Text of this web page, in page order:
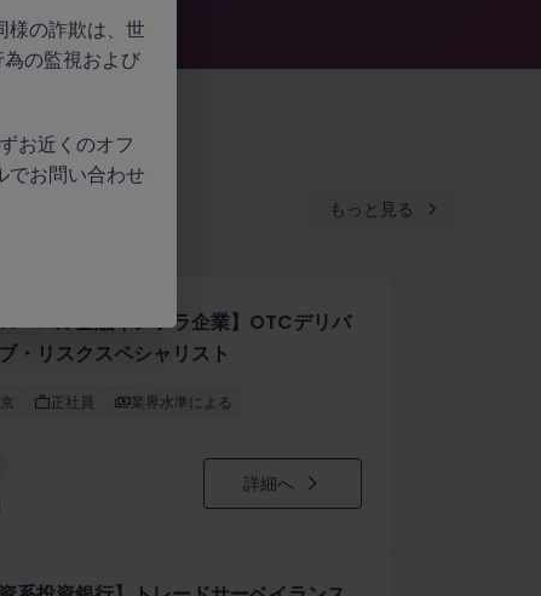
もっと見る
ーバル金融インフラ企業】OTCデリバ
・リスクスペシャリスト
正社員 業界水準による
詳細へ
の詐欺は、世
の監視および
お近くのオフ
でお問い合わせ